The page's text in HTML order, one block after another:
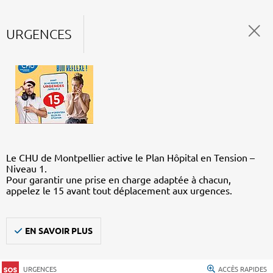
URGENCES
Le CHU de Montpellier active le Plan Hôpital en Tension –
Niveau 1.
Pour garantir une prise en charge adaptée à chacun,
appelez le 15 avant tout déplacement aux urgences.
EN SAVOIR PLUS
URGENCES ACCÈS RAPIDES